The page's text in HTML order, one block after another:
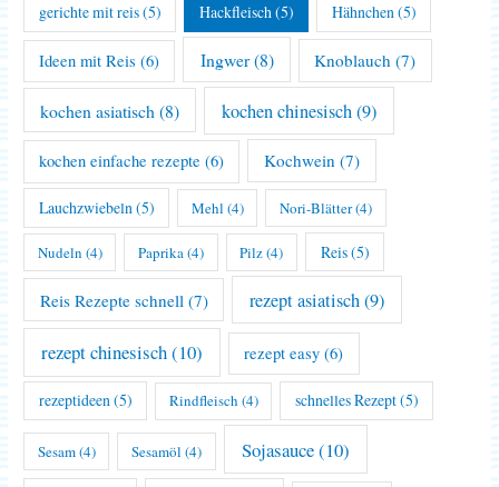
gerichte mit reis(5) Hackfleisch(5) Hähnchen(5)
Ideen mit Reis (6) Ingwer(8) Knoblauch (7)
kochen asiatisch (8) kochen chinesisch(9)
kochen einfache rezepte (6) Kochwein (7)
Lauchzwiebeln (5) Mehl (4) Nori-Blätter(4)
Nudeln (4) Paprika (4) Pilz(4) Reis(5)
Reis Rezepte schnell (7) rezept asiatisch(9)
rezept chinesisch(10) rezept easy (6)
rezeptideen(5) Rindfleisch (4) schnelles Rezept(5)
Sesam(4) Sesamöl (4) Sojasauce(10)